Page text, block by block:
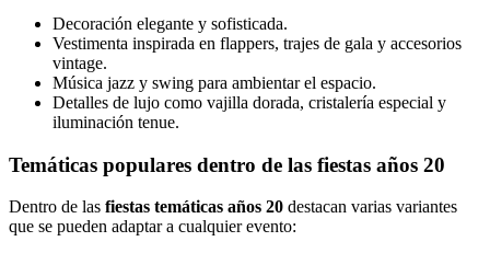
Decoración elegante y sofisticada.
Vestimenta inspirada en flappers, trajes de gala y accesorios
vintage.
Música jazz y swing para ambientar el espacio.
Detalles de lujo como vajilla dorada, cristalería especial y
iluminación tenue.
Temáticas populares dentro de las fiestas años 20
Dentro de las fiestas temáticas años 20 destacan varias variantes
que se pueden adaptar a cualquier evento: